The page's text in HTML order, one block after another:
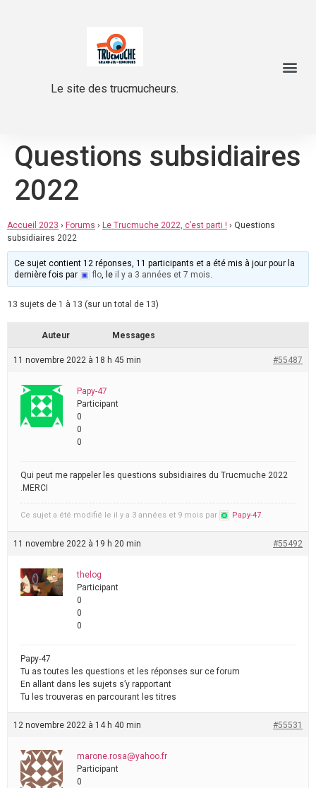
Le site des trucmucheurs.
Questions subsidiaires
2022
Accueil 2023 › Forums › Le Trucmuche 2022, c’est parti ! › Questions
subsidiaires 2022
Ce sujet contient 12 réponses, 11 participants et a été mis à jour pour la
dernière fois par
flo, le il y a 3 années et 7 mois.
13 sujets de 1 à 13 (sur un total de 13)
Auteur Messages
11 novembre 2022 à 18 h 45 min #55487
Papy-47
Participant
0
0
0
Qui peut me rappeler les questions subsidiaires du Trucmuche 2022
.MERCI
Ce sujet a été modifié le il y a 3 années et 9 mois par Papy-47.
11 novembre 2022 à 19 h 20 min #55492
thelog
Participant
0
0
0
Papy-47
Tu as toutes les questions et les réponses sur ce forum
En allant dans les sujets s’y rapportant
Tu les trouveras en parcourant les titres
12 novembre 2022 à 14 h 40 min #55531
marone.rosa@yahoo.fr
Participant
0